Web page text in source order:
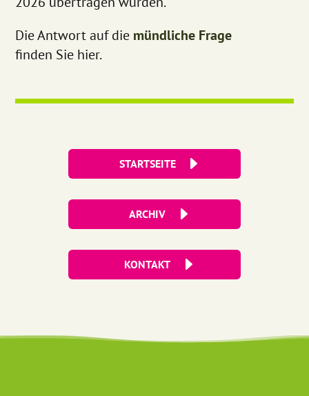
Die Antwort auf die mündliche Frage
finden Sie hier.
STARTSEITE
ARCHIV
KONTAKT